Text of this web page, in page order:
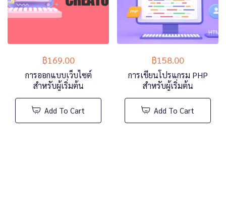
฿169.00
การออกแบบเว็บไซต์
สำหรับผู้เริ่มต้น
Add To Cart
฿158.00
การเขียนโปรแกรม PHP
สำหรับผู้เริ่มต้น
Add To Cart